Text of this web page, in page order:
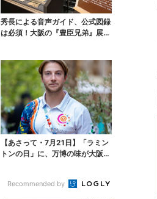
秀長による音声ガイド、公式図録
は必須！大阪の『豊臣兄弟』展
【あさって・7月21日】「ラミン
トンの日」に、万博の味が大阪で
Recommended by